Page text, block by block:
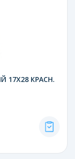
17Х28 КРАСН.